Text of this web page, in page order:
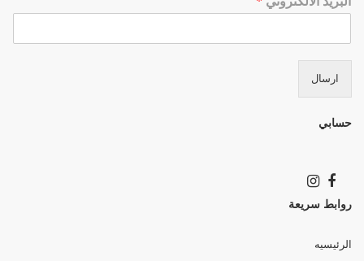
ارسال
حسابي
روابط سريعة
الرئيسيه